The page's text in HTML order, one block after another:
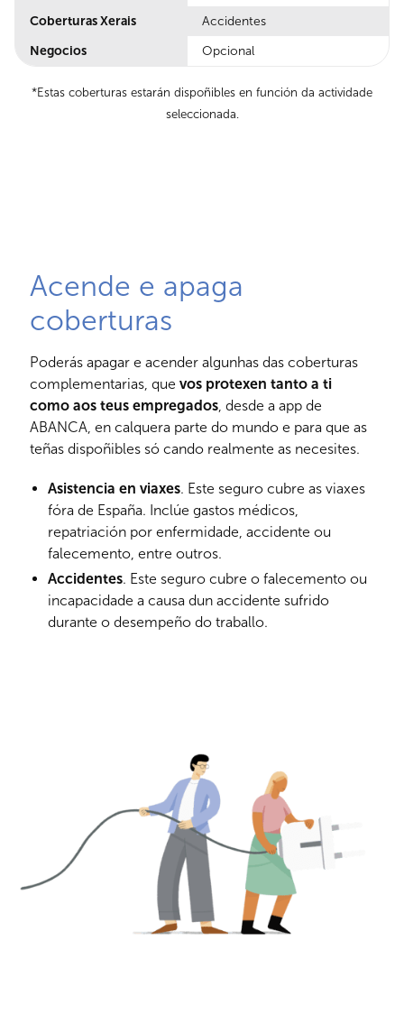
Coberturas Xerais
Accidentes
Negocios
Opcional
*Estas coberturas estarán dispoñibles en función da actividade
seleccionada.
Acende e apaga
coberturas
Poderás apagar e acender algunhas das coberturas
complementarias, que vos protexen tanto a ti
como aos teus empregados, desde a app de
ABANCA, en calquera parte do mundo e para que as
teñas dispoñibles só cando realmente as necesites.
Asistencia en viaxes. Este seguro cubre as viaxes
fóra de España. Inclúe gastos médicos,
repatriación por enfermidade, accidente ou
falecemento, entre outros.
Accidentes. Este seguro cubre o falecemento ou
incapacidade a causa dun accidente sufrido
durante o desempeño do traballo.